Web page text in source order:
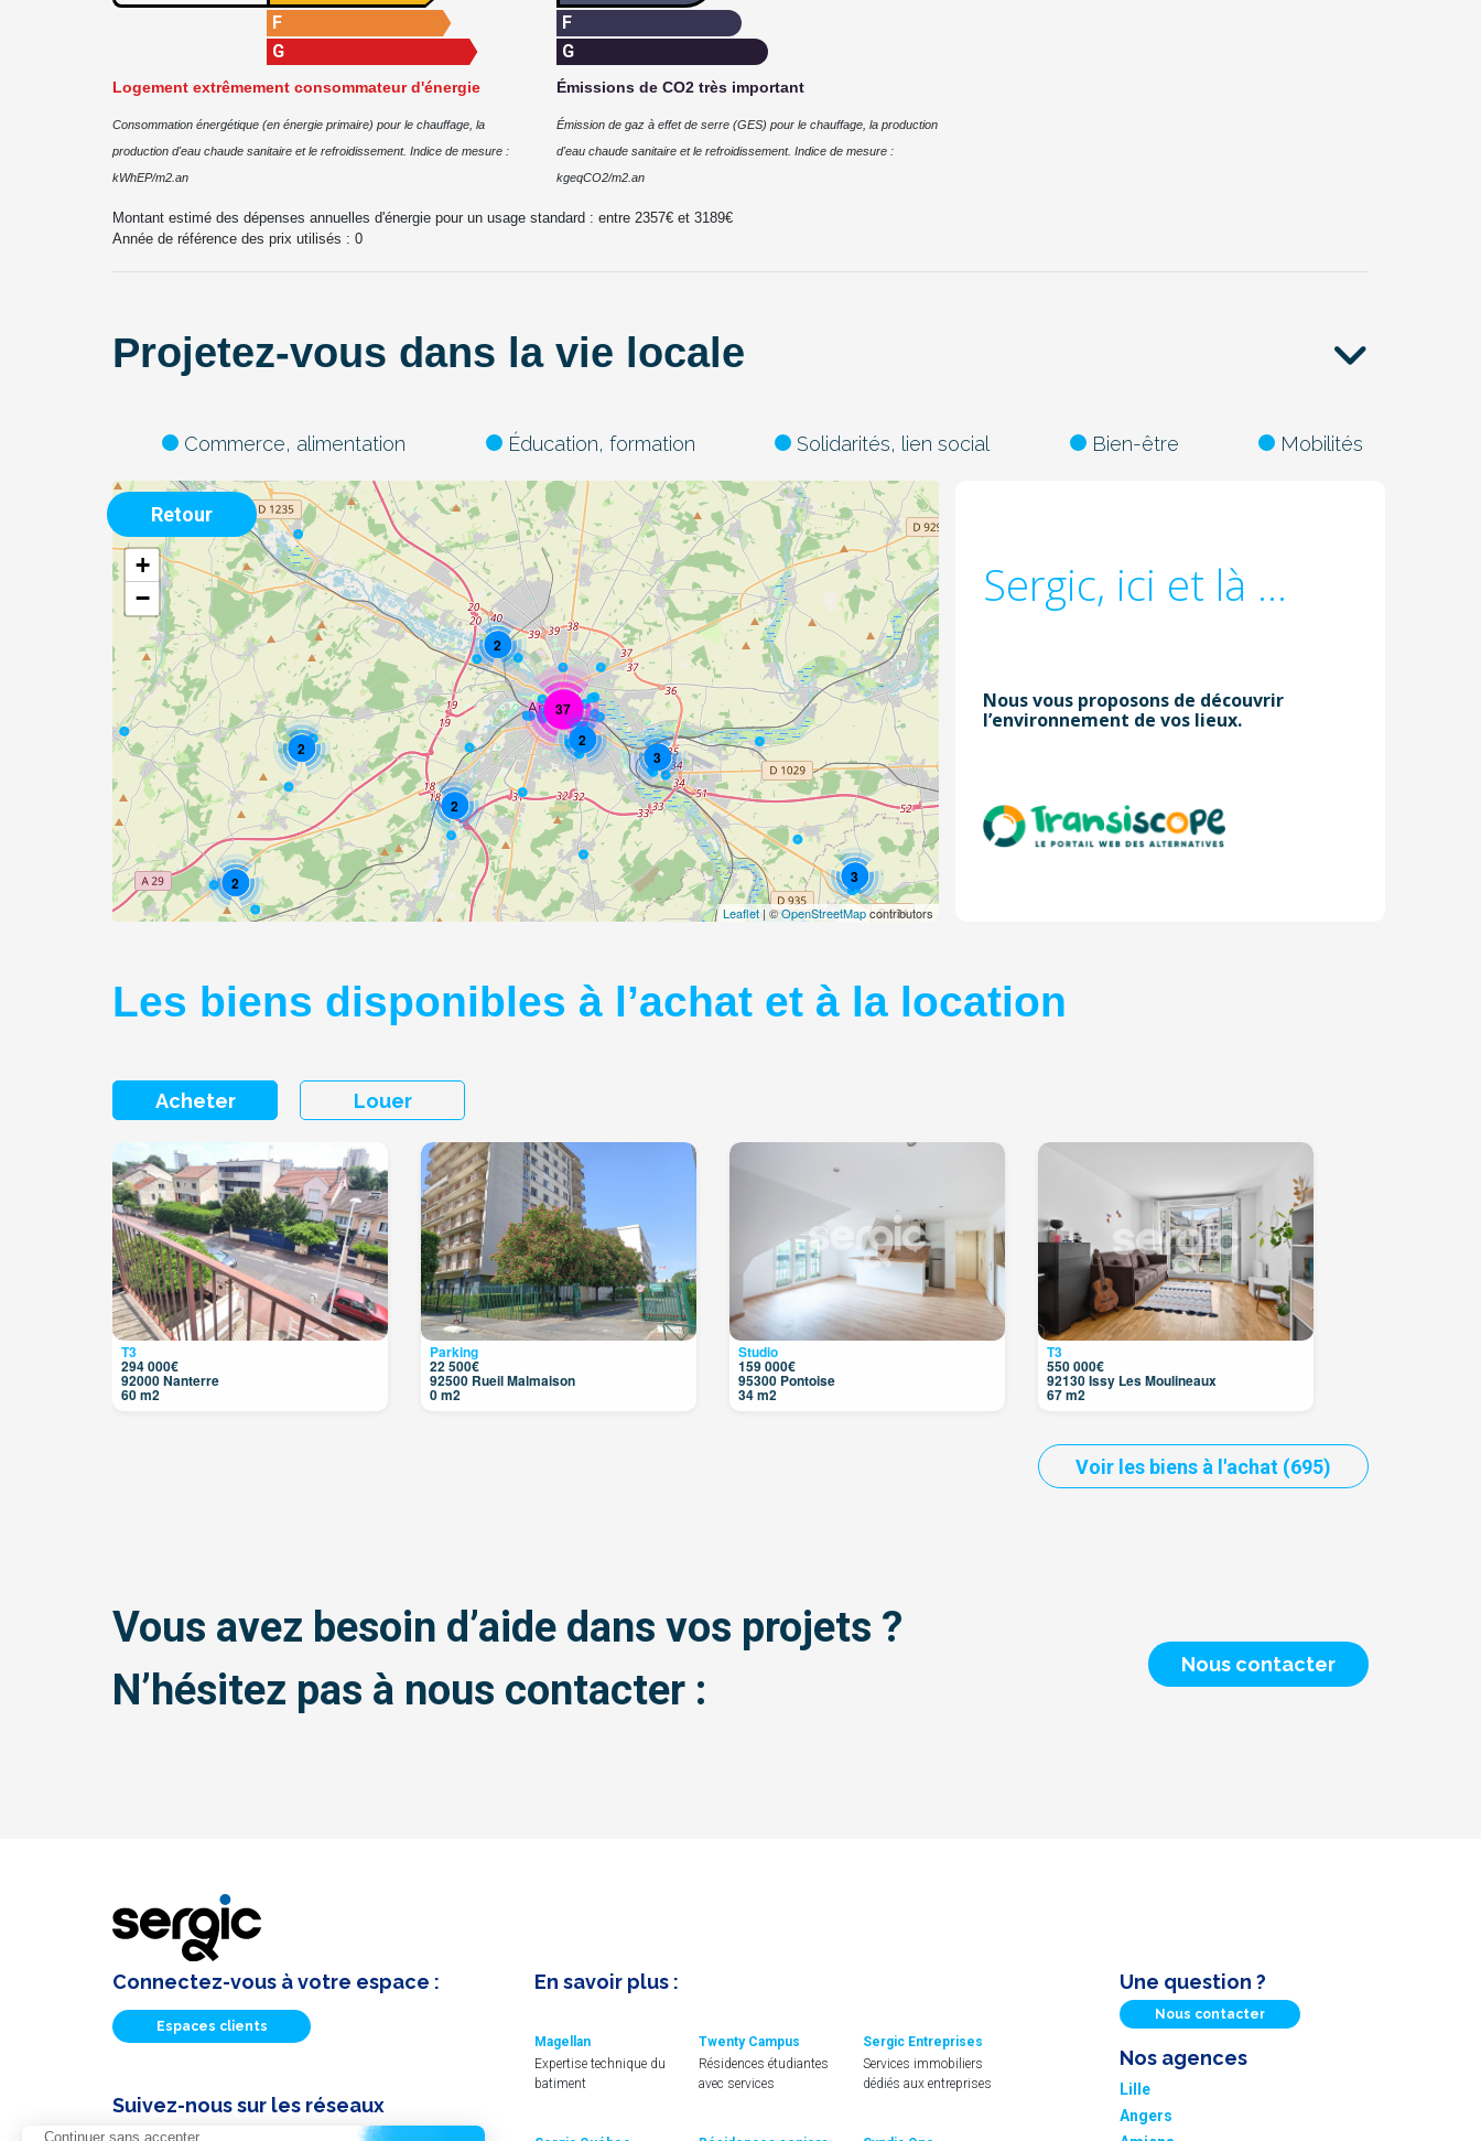
F
G
Logement extrêmement consommateur d'énergie
Consommation énergétique (en énergie primaire) pour le chauffage, la
production d'eau chaude sanitaire et le refroidissement. Indice de mesure :
kWhEP/m2.an
F
G
Émissions de CO2 très important
Émission de gaz à effet de serre (GES) pour le chauffage, la production
d'eau chaude sanitaire et le refroidissement. Indice de mesure :
kgeqCO2/m2.an
Montant estimé des dépenses annuelles d'énergie pour un usage standard : entre 2357€ et 3189€
Année de référence des prix utilisés : 0
Projetez-vous dans la vie locale
Commerce, alimentation Éducation, formation Solidarités, lien social Bien-être Mobilités
2
2
2
3
2
3
2
37
3
2
+
−
Leaflet| ©OpenStreetMapcontributors
Retour
Sergic, ici et là ...
Nous vous proposons de découvrir
l’environnement de vos lieux.
Les biens disponibles à l’achat et à la location
Acheter Louer
T3
294 000€
92000 Nanterre
60 m2
Parking
22 500€
92500 Rueil Malmaison
0 m2
Studio
159 000€
95300 Pontoise
34 m2
T3
550 000€
92130 Issy Les Moulineaux
67 m2
Voir les biens à l'achat (695)
Vous avez besoin d’aide dans vos projets ?
N’hésitez pas à nous contacter :
Nous contacter
Connectez-vous à votre espace :
Espaces clients
Suivez-nous sur les réseaux
En savoir plus :
Magellan
Expertise technique du
batiment
Twenty Campus
Résidences étudiantes
avec services
Sergic Entreprises
Services immobiliers
dédiés aux entreprises
Une question ?
Nous contacter
Nos agences
Lille
Angers